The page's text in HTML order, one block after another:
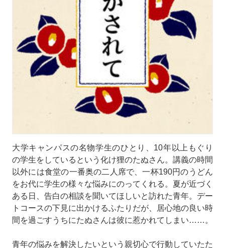
大学キャンパスの名物学生のひとり、10年以上もぐり
の学生をしているという化け狸のたぬさん。講義の時間
以外には食堂の一番奥の二人席で、一杯190円のうどん
をお代に学生の様々な悩みにのってくれる。夏が近づく
ある日、告白の相談を聞いてほしいと訪れた青年。デー
トコースの下見に出かけるふたりだが、居心地の良い時
間を過ごすうちにたぬさんは彼に惹かれてしまい……。
青年の悩みを解決したいという親切心で行動していたた